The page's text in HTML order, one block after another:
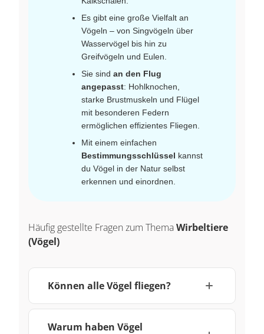
Es gibt eine große Vielfalt an
Vögeln – von Singvögeln über
Wasservögel bis hin zu
Greifvögeln und Eulen.
Sie sind an den Flug
angepasst: Hohlknochen,
starke Brustmuskeln und Flügel
mit besonderen Federn
ermöglichen effizientes Fliegen.
Mit einem einfachen
Bestimmungsschlüssel kannst
du Vögel in der Natur selbst
erkennen und einordnen.
Häufig gestellte Fragen zum ThemaWirbeltiere
(Vögel)
Können alle Vögel fliegen?
Warum haben Vögel